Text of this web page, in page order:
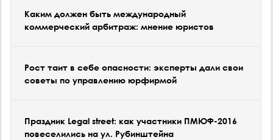
Каким должен быть международный
коммерческий арбитраж: мнение юристов
Рост таит в себе опасности: эксперты дали свои
советы по управлению юрфирмой
Праздник Legal street: как участники ПМЮФ-2016
повеселились на ул. Рубинштейна